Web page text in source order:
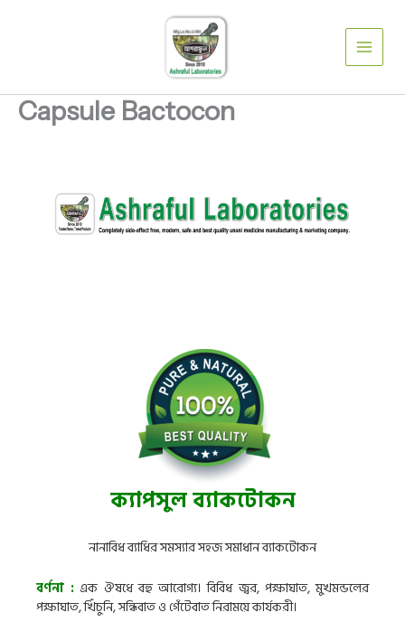
Capsule Bactocon
ক্যাপসুল ব্যাকটোকন
নানাবিধ ব্যাধির সমস্যার সহজ সমাধান ব্যাকটোকন
বর্ণনা : এক ঔষধে বহু আরোগ্য। বিবিধ জ্বর, পক্ষাঘাত, মুখমন্ডলের
পক্ষাঘাত, খিঁচুনি, সন্ধিবাত ও গেঁটেবাত নিরাময়ে কার্যকরী।